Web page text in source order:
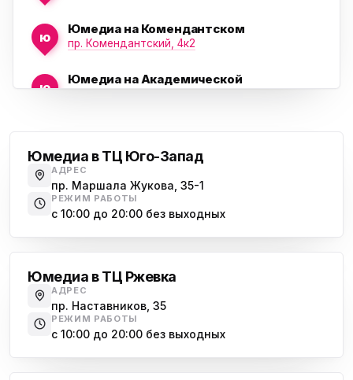
ю
Юмедиа на Комендантском
пр. Комендантский, 4к2
ю
Юмедиа на Академической
Юмедиа на Наставников
пр. Наставников 35
ю
Юмедиа в ТК Юго-Запад
пр. Маршала Жукова, 35-1
Юмедиа на Космонавтов
Юмедиа в ТЦ Юго-Запад
АДРЕС
пр. Маршала Жукова, 35-1
РЕЖИМ РАБОТЫ
с 10:00 до 20:00 без выходных
Юмедиа в ТЦ Ржевка
АДРЕС
пр. Наставников, 35
РЕЖИМ РАБОТЫ
с 10:00 до 20:00 без выходных